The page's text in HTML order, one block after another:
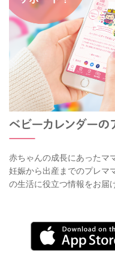
赤ちゃんの成長にあったマ
妊娠から出産までのプレマ
の生活に役立つ情報をお届